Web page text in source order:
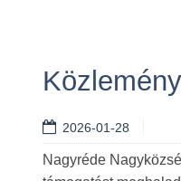
Közlemény
2026-01-28
Nagyréde